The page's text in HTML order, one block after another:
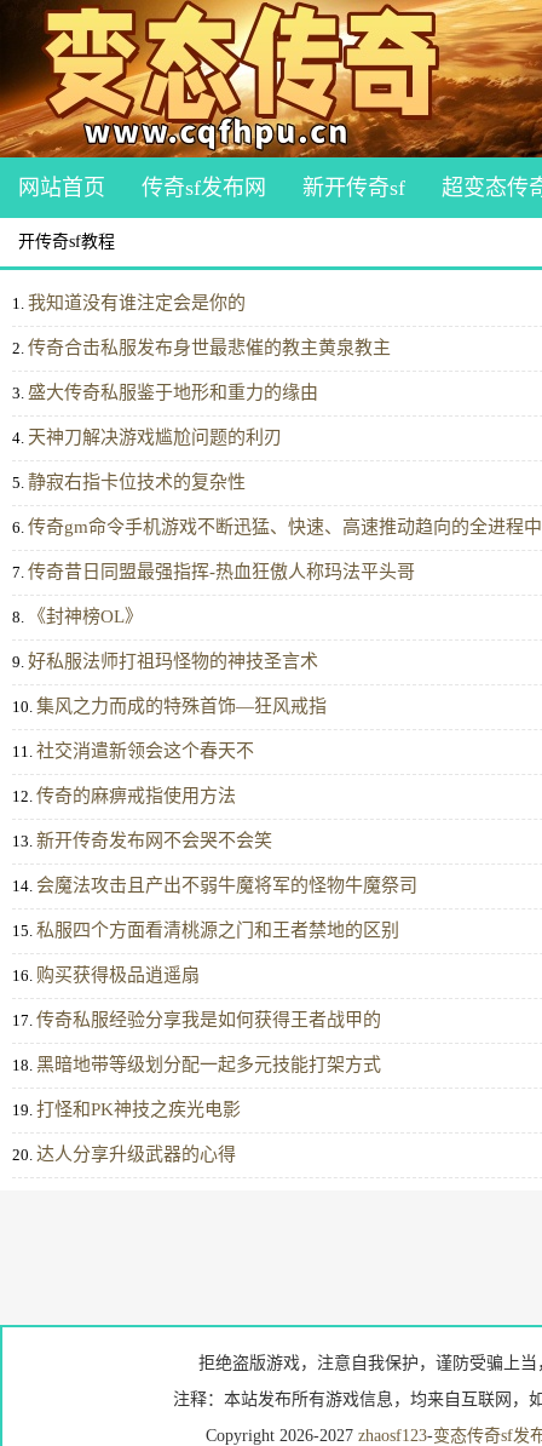
网站首页 传奇sf发布网 新开传奇sf 超变态传
开传奇sf教程
1. 我知道没有谁注定会是你的
2. 传奇合击私服发布身世最悲催的教主黄泉教主
3. 盛大传奇私服鉴于地形和重力的缘由
4. 天神刀解决游戏尴尬问题的利刃
5. 静寂右指卡位技术的复杂性
6. 传奇gm命令手机游戏不断迅猛、快速、高速推动趋向的全进程中
7. 传奇昔日同盟最强指挥-热血狂傲人称玛法平头哥
8. 《封神榜OL》
9. 好私服法师打祖玛怪物的神技圣言术
10. 集风之力而成的特殊首饰—狂风戒指
11. 社交消遣新领会这个春天不
12. 传奇的麻痹戒指使用方法
13. 新开传奇发布网不会哭不会笑
14. 会魔法攻击且产出不弱牛魔将军的怪物牛魔祭司
15. 私服四个方面看清桃源之门和王者禁地的区别
16. 购买获得极品逍遥扇
17. 传奇私服经验分享我是如何获得王者战甲的
18. 黑暗地带等级划分配一起多元技能打架方式
19. 打怪和PK神技之疾光电影
20. 达人分享升级武器的心得
拒绝盗版游戏，注意自我保护，谨防受骗上
注释：本站发布所有游戏信息，均来自互联网，
Copyright 2026-2027 zhaosf123-变态传奇sf发